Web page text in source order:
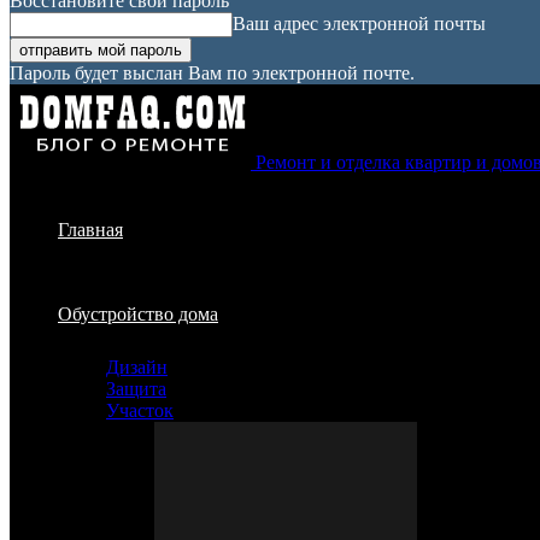
Ваш адрес электронной почты
Пароль будет выслан Вам по электронной почте.
Ремонт и отделка квартир и
Главная
Обустройство дома
Дизайн
Защита
Участок